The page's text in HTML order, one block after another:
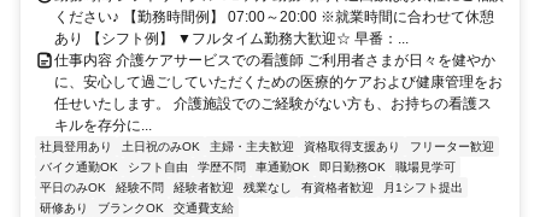
ください♪ 【勤務時間例】 07:00～20:00 ※就業時間に合わせて休憩
あり 【シフト例】 ▼フルタイム勤務大歓迎☆ 早番：...
仕事内容 介護ケアサービスでの看護師 ご利用者さまが日々を健やか
に、安心して過ごしていただくための医療的ケアおよび健康管理をお
任せいたします。 介護施設でのご経験がない方も、お持ちの看護ス
キルを存分に...
社員登用あり 土日祝のみOK 主婦・主夫歓迎 資格取得支援あり
フリーター歓迎
バイク通勤OK
シフト自由 学歴不問 車通勤OK 即日勤務OK
職場見学可
平日のみOK
経験不問 経験者歓迎 残業なし 有資格者歓迎
月1シフト提出
研修あり
ブランクOK 交通費支給